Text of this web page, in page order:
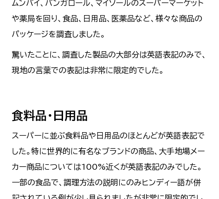
ムンバイ、バンガロール、マイソールのスーパーマーケット
や薬局を回り、食品、日用品、医薬品など、様々な商品の
パッケージを調査しました。
驚いたことに、調査した製品の大部分は英語表記のみで、
現地の言葉での表記は非常に限定的でした。
食料品・日用品
スーパーに並ぶ食料品や日用品のほとんどが英語表記で
した。特に世界的に有名なブランドの商品、大手地場メー
カー商品については100%近くが英語表記のみでした。
一部の食品で、調理方法の説明にのみヒンディー語が併